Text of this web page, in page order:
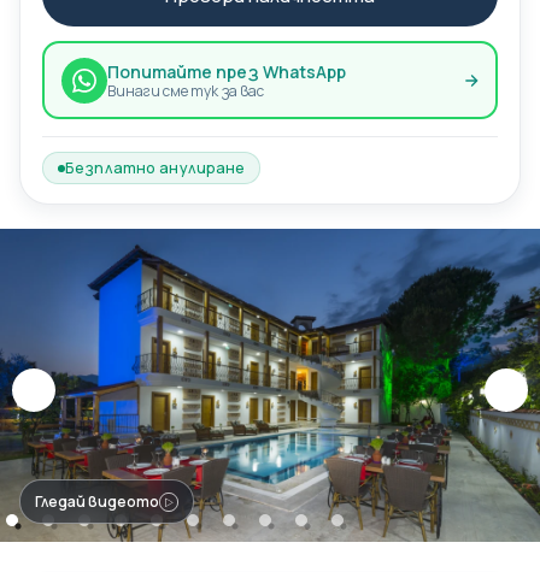
Гледай видеото
Попитайте през WhatsApp
Винаги сме тук за вас
Безплатно анулиране